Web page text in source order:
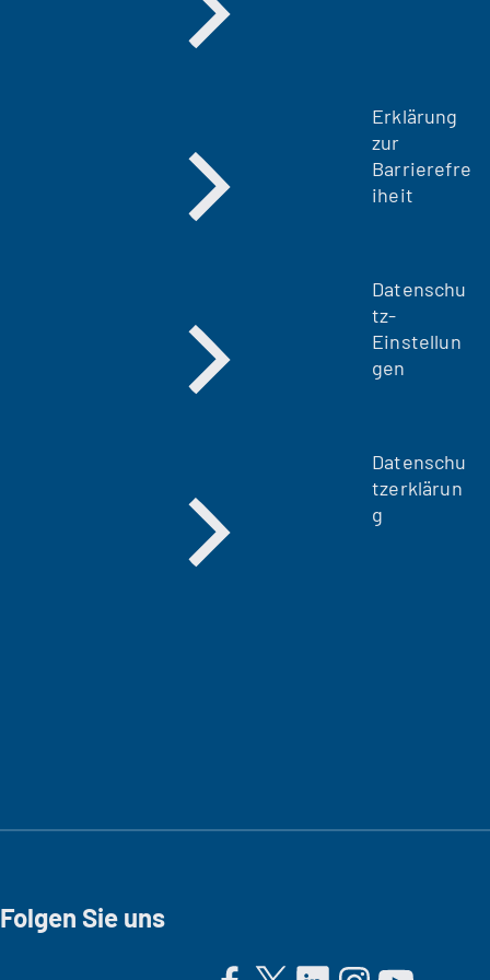
Erklärung
zur
Barrierefre
iheit
Datenschu
tz-
Einstellun
gen
Datenschu
tzerklärun
g
Folgen Sie uns